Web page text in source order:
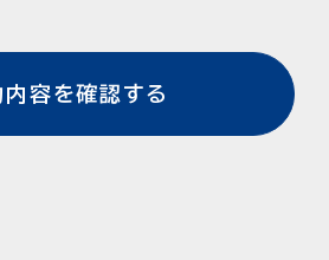
を図るため、以下の対
施してまいります。なお